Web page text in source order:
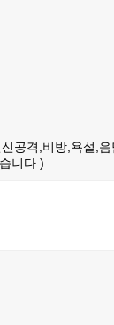
공격,비방,욕설,
니다.)